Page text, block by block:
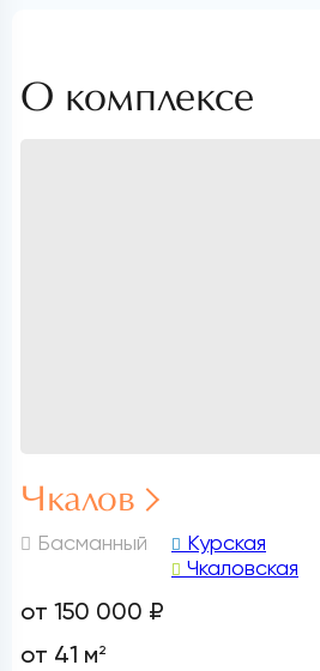
О комплексе
Чкалов
Басманный
Курская
Чкаловская
от 150 000 ₽
от 41 м 2